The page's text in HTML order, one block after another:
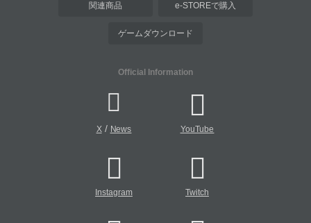
関連商品 e-STOREで購入
ゲームダウンロード
Official Information
X/ News YouTube
Instagram Twitch